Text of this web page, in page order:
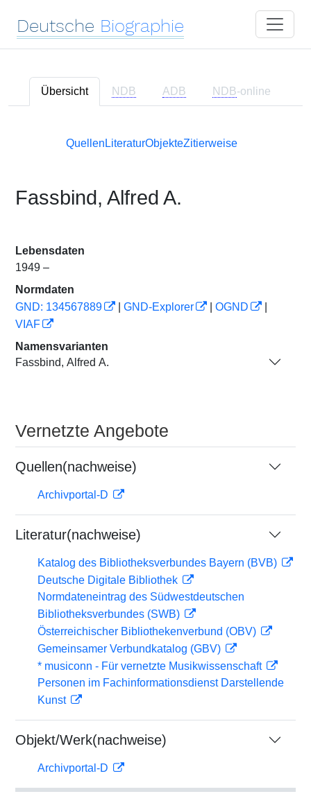
Deutsche Biographie
Übersicht NDB ADB NDB-online
Quellen LiteraturObjekteZitierweise
Fassbind, Alfred A.
Lebensdaten
1949 –
Normdaten
GND: 134567889
GND-Explorer OGND
VIAF
Namensvarianten
Fassbind, Alfred A.
Vernetzte Angebote
Quellen(nachweise)
Archivportal-D
Literatur(nachweise)
Katalog des Bibliotheksverbundes Bayern (BVB)
Deutsche Digitale Bibliothek
Normdateneintrag des Südwestdeutschen
Bibliotheksverbundes (SWB)
Österreichischer Bibliothekenverbund (OBV)
Gemeinsamer Verbundkatalog (GBV)
* musiconn - Für vernetzte Musikwissenschaft
Personen im Fachinformationsdienst Darstellende
Kunst
Objekt/Werk(nachweise)
Archivportal-D